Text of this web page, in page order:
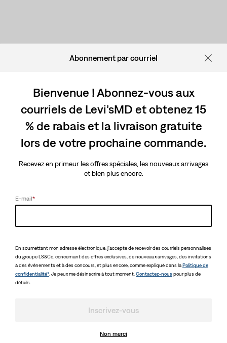
Abonnement par courriel
Bienvenue ! Abonnez-vous aux
courriels de Levi’sMD et obtenez 15
% de rabais et la livraison gratuite
lors de votre prochaine commande.
Recevez en primeur les offres spéciales, les nouveaux arrivages
et bien plus encore.
E-mail*
En soumettant mon adresse électronique, j'accepte de recevoir des courriels personnalisés
du groupe LS&Co. concernant des offres exclusives, de nouveaux arrivages, des invitations
à des événements et à des concours, et plus encore, comme expliqué dans laPolitique de
confidentialité* . Je peux me désinscrire à tout moment. Contactez-nouspour plus de
détails.
Inscrivez-vous
Non merci